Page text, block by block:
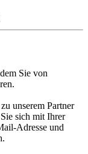
Sie von
unserem Partner
sich mit Ihrer
Adresse und